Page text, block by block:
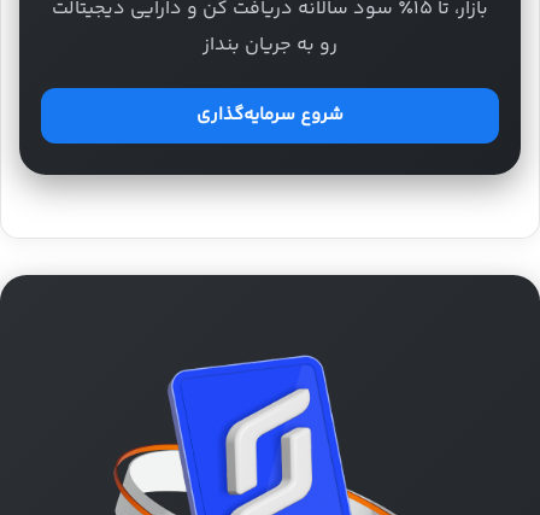
بازار، تا ۱۵٪ سود سالانه دریافت کن و دارایی دیجیتالت
رو به جریان بنداز
شروع سرمایه‌گذاری